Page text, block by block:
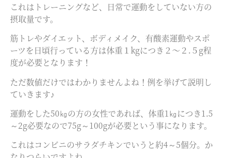
これはトレーニングなど、日常で運動をしていない方の
摂取量です。
筋トレやダイエット、ボディメイク、有酸素運動やスポ
ーツを日頃行っている方は体重１kgにつき２〜２.５g程
度が必要となります！
ただ数値だけではわかりませんよね！例を挙げて説明し
ていきます♪
運動をした50㎏の方の女性であれば、体重1㎏につき1.5
～2g必要なので75g～100gが必要という事になります。
これはコンビニのサラダチキンでいうと約4～5個分。か